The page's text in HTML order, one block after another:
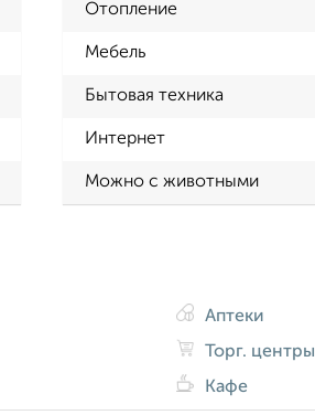
Отопление
Мебель
Бытовая техника
Интернет
Можно с животными
Аптеки
Торг. центры
Кафе